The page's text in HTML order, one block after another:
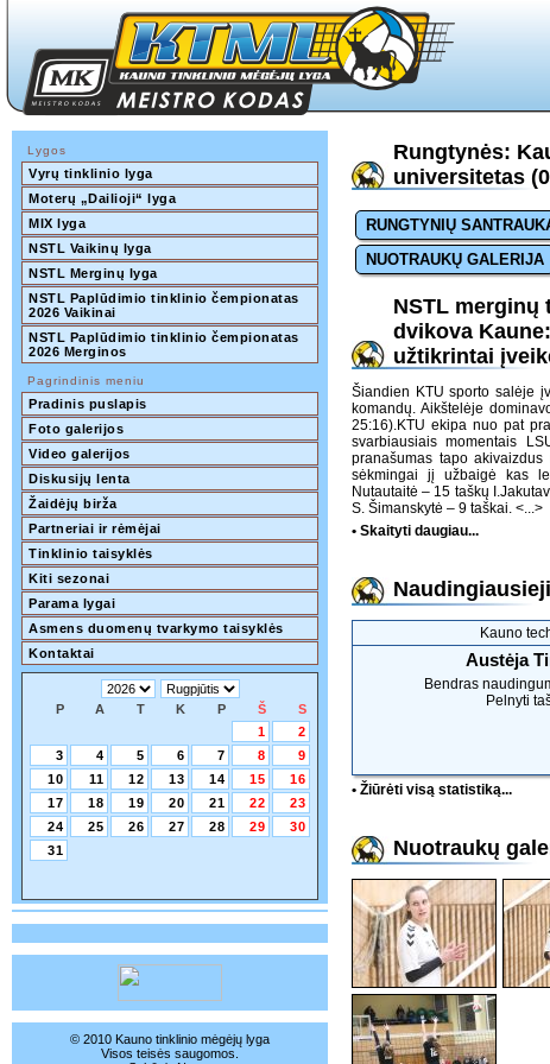
Lygos
Vyrų tinklinio lyga
Moterų „Dailioji“ lyga
MIX lyga
NSTL Vaikinų lyga
NSTL Merginų lyga
NSTL Paplūdimio tinklinio čempionatas
2026 Vaikinai
NSTL Paplūdimio tinklinio čempionatas
2026 Merginos
Pagrindinis meniu
Pradinis puslapis
Foto galerijos
Video galerijos
Diskusijų lenta
Žaidėjų birža
Partneriai ir rėmėjai
Tinklinio taisyklės
Kiti sezonai
Parama lygai
Asmens duomenų tvarkymo taisyklės
Kontaktai
P A T K P Š
S
1
2
3
4 5 6 7 8
9
10
11 12 13 14 15
16
17
18 19 20 21 22
23
24
25 26 27 28 29
30
31
© 2010 Kauno tinklinio mėgėjų lyga
Visos teisės saugomos.
Rungtynės:
universitetas
RUNGTYNIŲ
NUOTRAUKŲ GALERIJA
NSTL merginų
dvikova
užtikrintai
Šiandien KTU sporto salėje
komandų. Aikštelėje
25:16).KTU ekipa nuo pat
svarbiausiais momentais
pranašumas tapo
sėkmingai jį užbaigė kas
Nutautaitė – 15 taškų
S. Šimanskytė – 9 taškai. <...>
• Skaityti daugiau...
Kauno
Austėja
Bendras
Pelnyti
• Žiūrėti visą statistiką...
Nuotraukų